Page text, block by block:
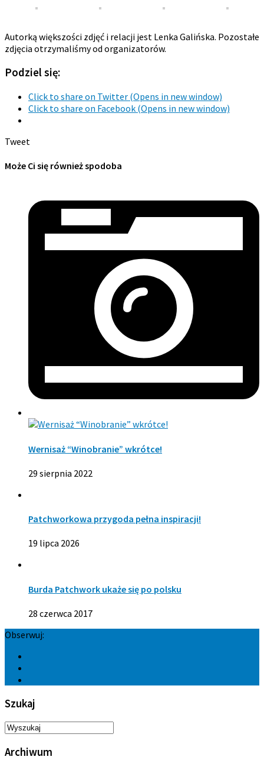
Autorką większości zdjęć i relacji jest Lenka Galińska. Pozostałe
zdjęcia otrzymaliśmy od organizatorów.
Podziel się:
Click to share on Twitter (Opens in new window)
Click to share on Facebook (Opens in new window)
Tweet
Może Ci się również spodoba
Wernisaż “Winobranie” wkrótce!
29 sierpnia 2022
Patchworkowa przygoda pełna inspiracji!
19 lipca 2026
Burda Patchwork ukaże się po polsku
28 czerwca 2017
Obserwuj:
Szukaj
Archiwum